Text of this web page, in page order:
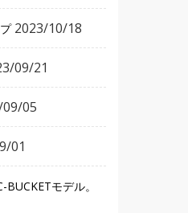
2023/10/18
09/21
05
01
モデル。